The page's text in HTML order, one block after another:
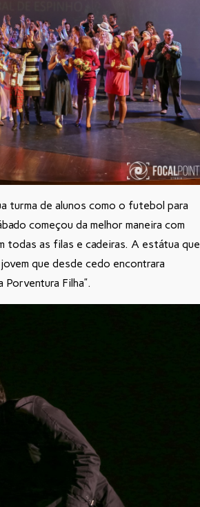
turma de alunos como o futebol para
começou da melhor maneira com
todas as filas e cadeiras. A estátua que
que desde cedo encontrara
Porventura Filha”.